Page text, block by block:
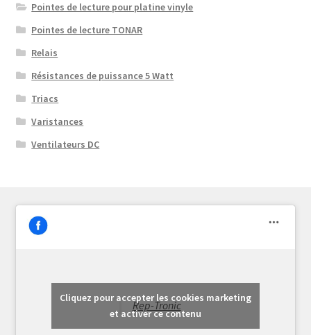
Pointes de lecture pour platine vinyle
Pointes de lecture TONAR
Relais
Résistances de puissance 5 Watt
Triacs
Varistances
Ventilateurs DC
Rep-Tronic
Cliquez pour accepter les cookies marketing
et activer ce contenu